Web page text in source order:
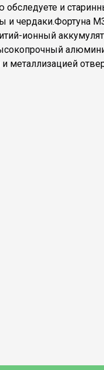
обследуете и
и чердаки.Фортуна
ионный
металлизацией